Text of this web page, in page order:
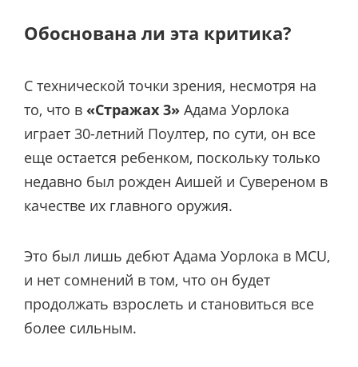
Обоснована ли эта критика?
С технической точки зрения, несмотря на
то, что в «Стражах 3» Адама Уорлока
играет 30-летний Поултер, по сути, он все
еще остается ребенком, поскольку только
недавно был рожден Аишей и Сувереном в
качестве их главного оружия.
Это был лишь дебют Адама Уорлока в MCU,
и нет сомнений в том, что он будет
продолжать взрослеть и становиться все
более сильным.